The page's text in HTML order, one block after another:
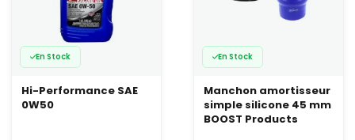
En Stock
Hi-Performance SAE
0W50
En Stock
Manchon amortisseur
simple silicone 45 mm
BOOST Products